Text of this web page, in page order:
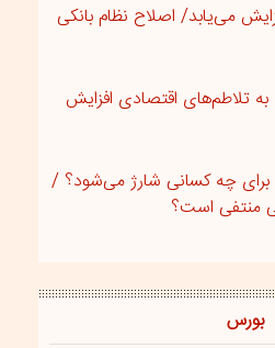
می‌یابد/ اصلاح نظام بانکی
به تلاطم‌های اقتصادی افزایش
برای چه کسانی شارژ می‌شود؟ /
منتفی است؟
بورس